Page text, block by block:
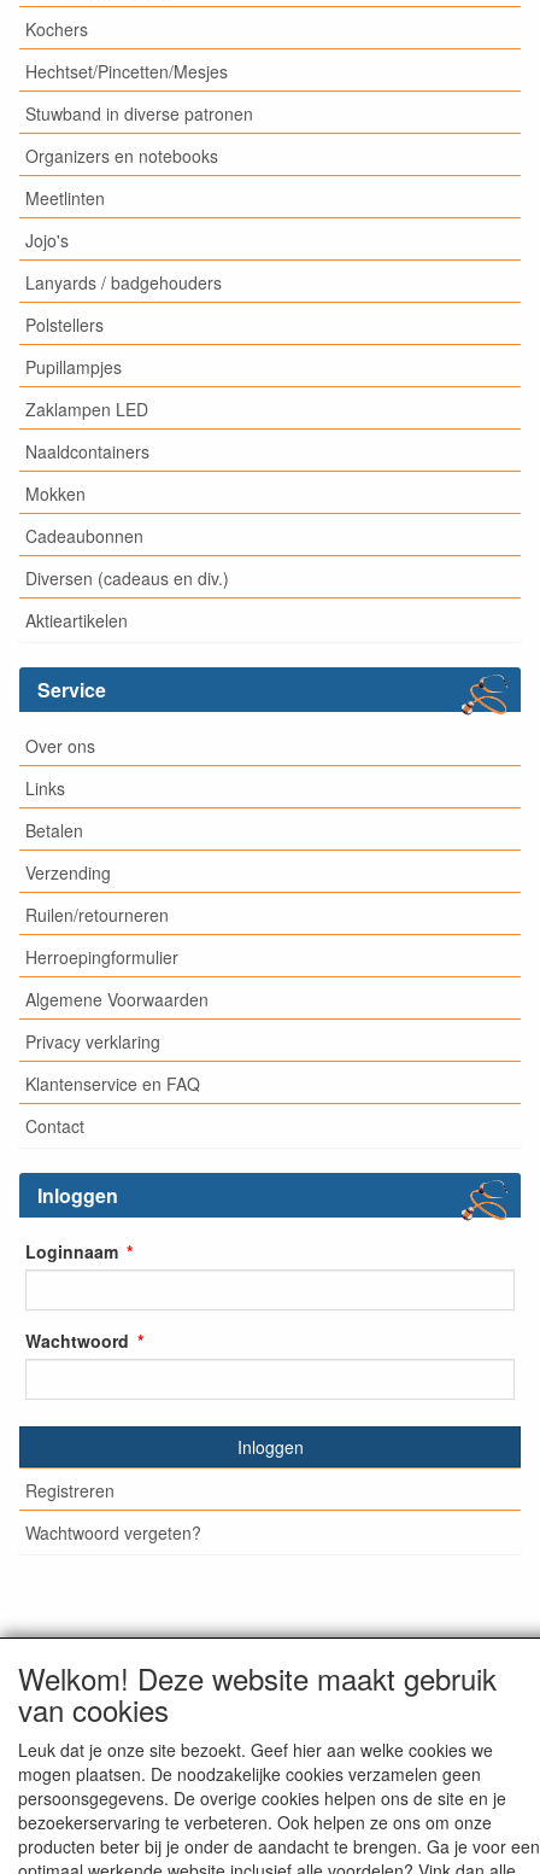
Kochers
Hechtset/Pincetten/Mesjes
Stuwband in diverse patronen
Organizers en notebooks
Meetlinten
Jojo's
Lanyards / badgehouders
Polstellers
Pupillampjes
Zaklampen LED
Naaldcontainers
Mokken
Cadeaubonnen
Diversen (cadeaus en div.)
Aktieartikelen
Service
Over ons
Links
Betalen
Verzending
Ruilen/retourneren
Herroepingformulier
Algemene Voorwaarden
Privacy verklaring
Klantenservice en FAQ
Contact
Inloggen
Loginnaam
Wachtwoord
Inloggen
Registreren
Wachtwoord vergeten?
© Medisan Trading | Alblasserdam. Alle genoemde prijzen
zijn inclusief BTW en exclusiefverzendkosten , tenzij anders
staat aangegeven.
Welkom! Deze website maakt gebruik
van cookies
Leuk dat je onze site bezoekt. Geef hier aan welke cookies we
mogen plaatsen. De noodzakelijke cookies verzamelen geen
persoonsgegevens. De overige cookies helpen ons de site en je
bezoekerservaring te verbeteren. Ook helpen ze ons om onze
producten beter bij je onder de aandacht te brengen. Ga je voor een